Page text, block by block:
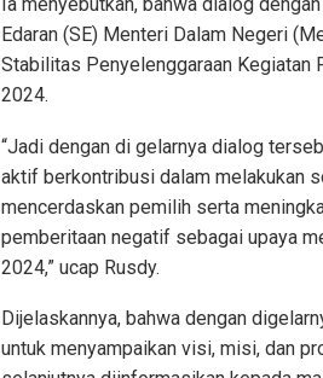
Edaran (SE) Menteri Dalam Negeri
Stabilitas Penyelenggaraan Kegiatan
2024.
“Jadi dengan di gelarnya dialog
aktif berkontribusi dalam melakukan
mencerdaskan pemilih serta
pemberitaan negatif sebagai upaya
2024,” ucap Rusdy.
Dijelaskannya, bahwa dengan
untuk menyampaikan visi, misi, dan